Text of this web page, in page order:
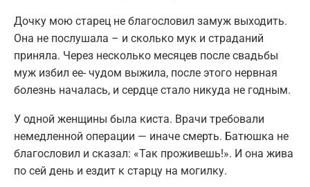
Дочку мою старец не благословил замуж выходить.
Она не послушала – и сколько мук и страданий
приняла. Через несколько месяцев после свадьбы
муж избил ее- чудом выжила, после этого нервная
болезнь началась, и сердце стало никуда не годным.
У одной женщины была киста. Врачи требовали
немедленной операции — иначе смерть. Батюшка не
благословил и сказал: «Так проживешь!». И она жива
по сей день и ездит к старцу на могилку.